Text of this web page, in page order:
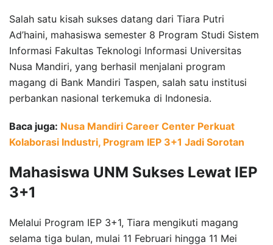
Salah satu kisah sukses datang dari Tiara Putri
Ad’haini, mahasiswa semester 8 Program Studi Sistem
Informasi Fakultas Teknologi Informasi Universitas
Nusa Mandiri, yang berhasil menjalani program
magang di Bank Mandiri Taspen, salah satu institusi
perbankan nasional terkemuka di Indonesia.
Baca juga: Nusa Mandiri Career Center Perkuat
Kolaborasi Industri, Program IEP 3+1 Jadi Sorotan
Mahasiswa UNM Sukses Lewat IEP
3+1
Melalui Program IEP 3+1, Tiara mengikuti magang
selama tiga bulan, mulai 11 Februari hingga 11 Mei